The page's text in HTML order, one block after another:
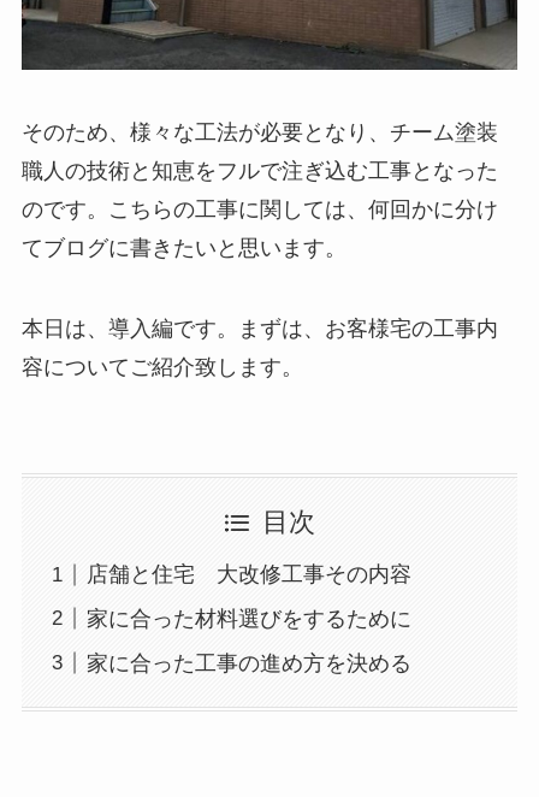
そのため、様々な工法が必要となり、チーム塗装
職人の技術と知恵をフルで注ぎ込む工事となった
のです。こちらの工事に関しては、何回かに分け
てブログに書きたいと思います。
本日は、導入編です。まずは、お客様宅の工事内
容についてご紹介致します。
目次
店舗と住宅 大改修工事その内容
家に合った材料選びをするために
家に合った工事の進め方を決める